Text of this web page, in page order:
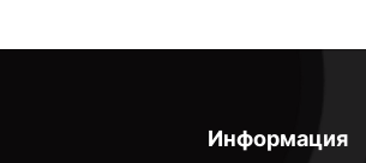
Информация